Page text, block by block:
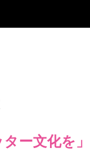
ー文化を」